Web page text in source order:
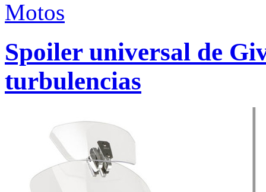
Motos
Spoiler universal de
turbulencias